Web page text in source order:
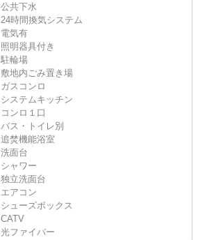
公共下水
24時間換気システム
電気有
照明器具付き
駐輪場
敷地内ごみ置き場
ガスコンロ
システムキッチン
コンロ１口
バス・トイレ別
追焚機能浴室
洗面台
シャワー
独立洗面台
エアコン
シューズボックス
CATV
光ファイバー